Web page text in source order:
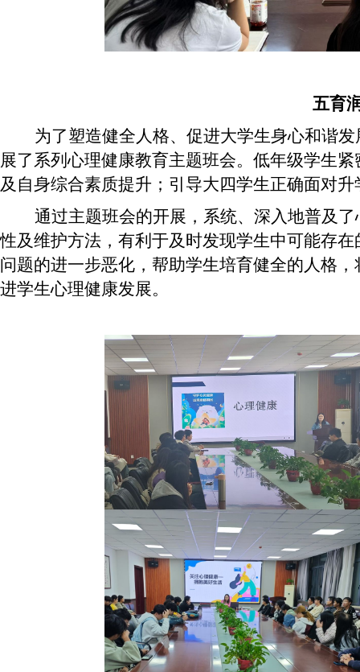
五育
为了塑造健全人格、促进大学生身心和谐
展了系列心理健康教育主题班会。低年级学生
及自身综合素质提升；引导大四学生正确面对
通过主题班会的开展，系统、深入地普及
性及维护方法，有利于及时发现学生中可能存
问题的进一步恶化，帮助学生培育健全的人格
进学生心理健康发展。